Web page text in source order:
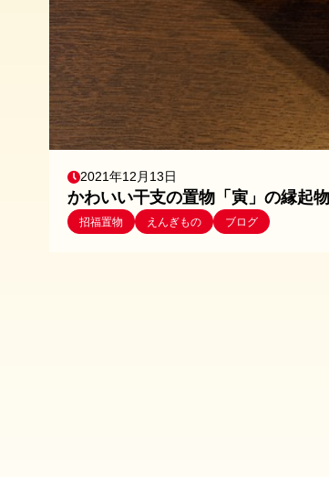
2021年12月13日
かわいい干支の置物「寅」の縁起
招福置物 えんぎもの ブログ